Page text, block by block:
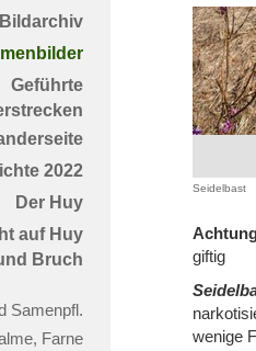
Bildarchiv
Geführte
2022
Der Huy
auf Huy
Bruch
Samenpfl.
Farne
Seidelbast
giftig
wenige